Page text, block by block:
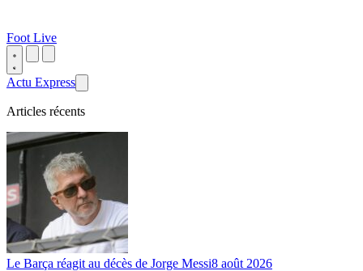
Foot Live
Actu Express
Articles récents
Le Barça réagit au décès de Jorge Messi8 août 2026